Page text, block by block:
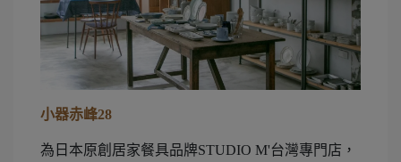
小器赤峰28
為日本原創居家餐具品牌STUDIO M'台灣專門店，